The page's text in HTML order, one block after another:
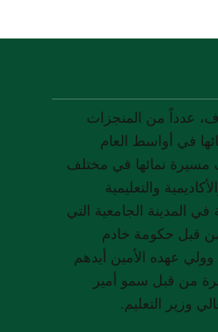
عدداً من المنجزات
في أواسط العام
مسيرة نمائها في مختلف
والتعليمية
في المدينة الجامعية التي
قبل حكومة خادم
عهده الأمين أيدهم
من قبل سمو أمير
وزير التعليم.